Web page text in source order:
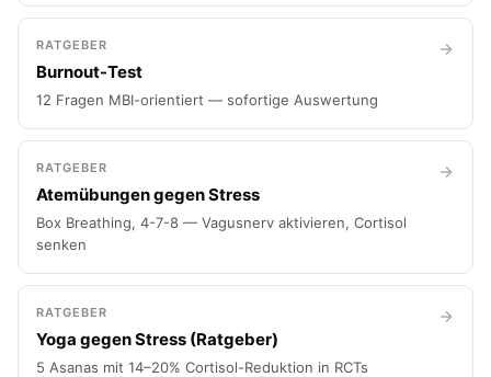
RATGEBER
Burnout-Test
12 Fragen MBI-orientiert — sofortige Auswertung
RATGEBER
Atemübungen gegen Stress
Box Breathing, 4-7-8 — Vagusnerv aktivieren, Cortisol
senken
RATGEBER
Yoga gegen Stress (Ratgeber)
5 Asanas mit 14–20% Cortisol-Reduktion in RCTs